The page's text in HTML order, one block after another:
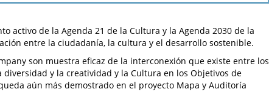
activo de la Agenda 21 de la Cultura y la Agenda 2030 de la
entre la ciudadanía, la cultura y el desarrollo sostenible.
son muestra eficaz de la interconexión que existe entre los
y la creatividad y la Cultura en los Objetivos de
aún más demostrado en el proyecto Mapa y Auditoría